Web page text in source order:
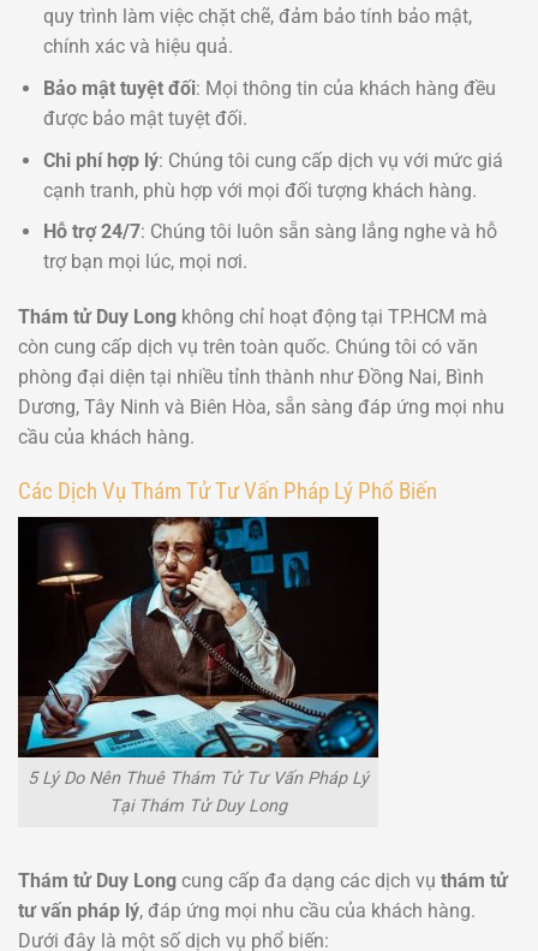
quy trình làm việc chặt chẽ, đảm bảo tính bảo mật,
chính xác và hiệu quả.
Bảo mật tuyệt đối: Mọi thông tin của khách hàng đều
được bảo mật tuyệt đối.
Chi phí hợp lý: Chúng tôi cung cấp dịch vụ với mức giá
cạnh tranh, phù hợp với mọi đối tượng khách hàng.
Hỗ trợ 24/7: Chúng tôi luôn sẵn sàng lắng nghe và hỗ
trợ bạn mọi lúc, mọi nơi.
Thám tử Duy Long không chỉ hoạt động tại TP.HCM mà
còn cung cấp dịch vụ trên toàn quốc. Chúng tôi có văn
phòng đại diện tại nhiều tỉnh thành như Đồng Nai, Bình
Dương, Tây Ninh và Biên Hòa, sẵn sàng đáp ứng mọi nhu
cầu của khách hàng.
Các Dịch Vụ Thám Tử Tư Vấn Pháp Lý Phổ Biến
5 Lý Do Nên Thuê Thám Tử Tư Vấn Pháp Lý
Tại Thám Tử Duy Long
Thám tử Duy Long cung cấp đa dạng các dịch vụ thám tử
tư vấn pháp lý, đáp ứng mọi nhu cầu của khách hàng.
Dưới đây là một số dịch vụ phổ biến: